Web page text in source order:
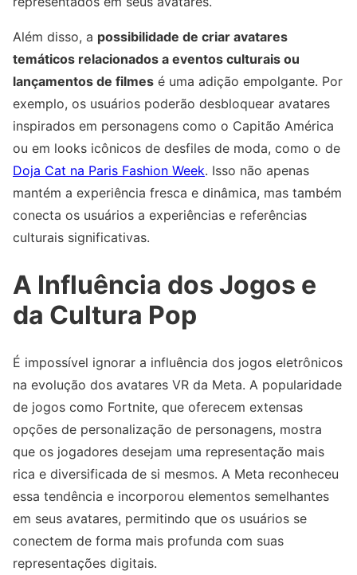
Além disso, a possibilidade de criar avatares
temáticos relacionados a eventos culturais ou
lançamentos de filmes é uma adição empolgante. Por
exemplo, os usuários poderão desbloquear avatares
inspirados em personagens como o Capitão América
ou em looks icônicos de desfiles de moda, como o de
Doja Cat na Paris Fashion Week. Isso não apenas
mantém a experiência fresca e dinâmica, mas também
conecta os usuários a experiências e referências
culturais significativas.
A Influência dos Jogos e
da Cultura Pop
É impossível ignorar a influência dos jogos eletrônicos
na evolução dos avatares VR da Meta. A popularidade
de jogos como Fortnite, que oferecem extensas
opções de personalização de personagens, mostra
que os jogadores desejam uma representação mais
rica e diversificada de si mesmos. A Meta reconheceu
essa tendência e incorporou elementos semelhantes
em seus avatares, permitindo que os usuários se
conectem de forma mais profunda com suas
representações digitais.